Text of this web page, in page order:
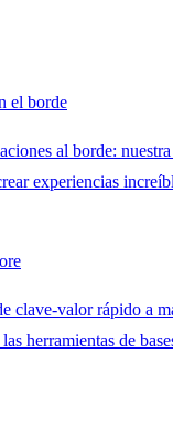
el borde
al borde:
experiencias
clave-valor rápido a
herramientas de